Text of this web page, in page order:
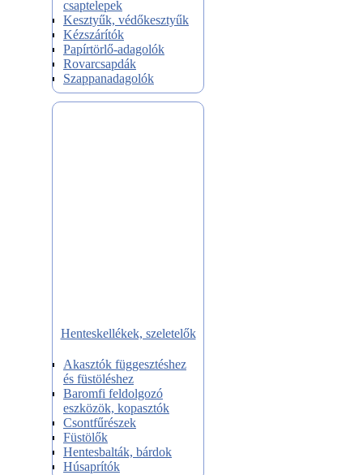
csaptelepek
Kesztyűk, védőkesztyűk
Kézszárítók
Papírtörlő-adagolók
Rovarcsapdák
Szappanadagolók
Henteskellékek, szeletelők
Akasztók függesztéshez
és füstöléshez
Baromfi feldolgozó
eszközök, kopasztók
Csontfűrészek
Füstölők
Hentesbalták, bárdok
Húsaprítók